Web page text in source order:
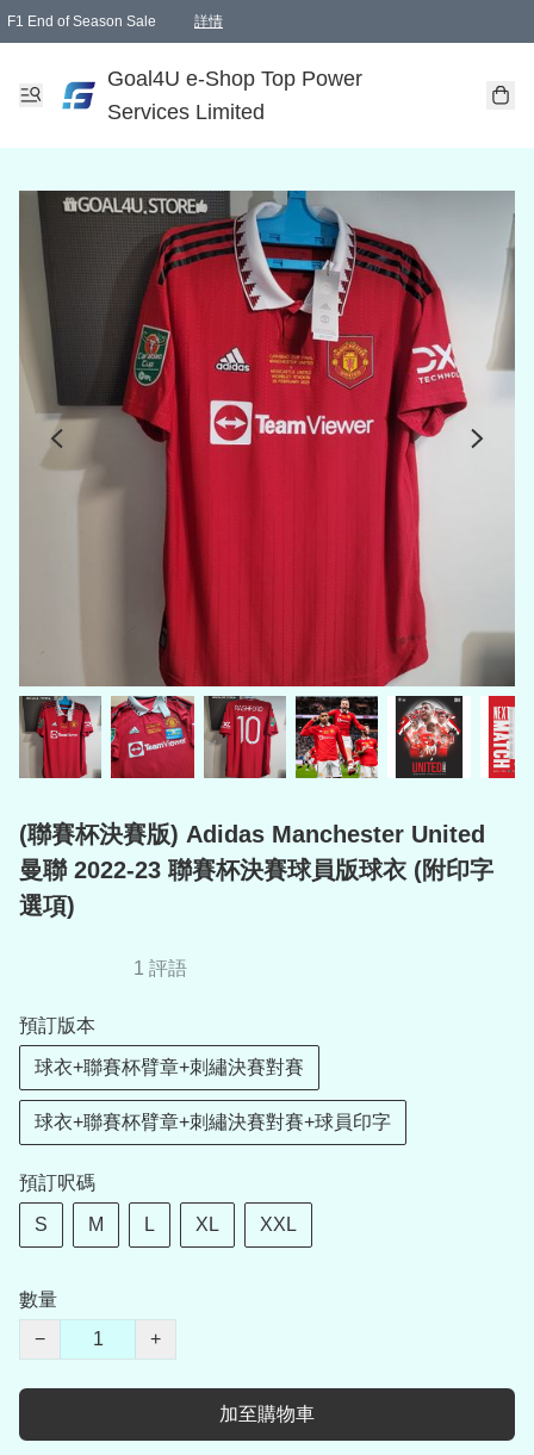
F1 End of Season Sale 詳情
Goal4U e-Shop Top Power
Services Limited
(聯賽杯決賽版) Adidas Manchester United
曼聯 2022-23 聯賽杯決賽球員版球衣 (附印字
選項)
1 評語
預訂版本
球衣+聯賽杯臂章+刺繡決賽對賽
球衣+聯賽杯臂章+刺繡決賽對賽+球員印字
預訂呎碼
S M L XL XXL
數量
−
+
加至購物車